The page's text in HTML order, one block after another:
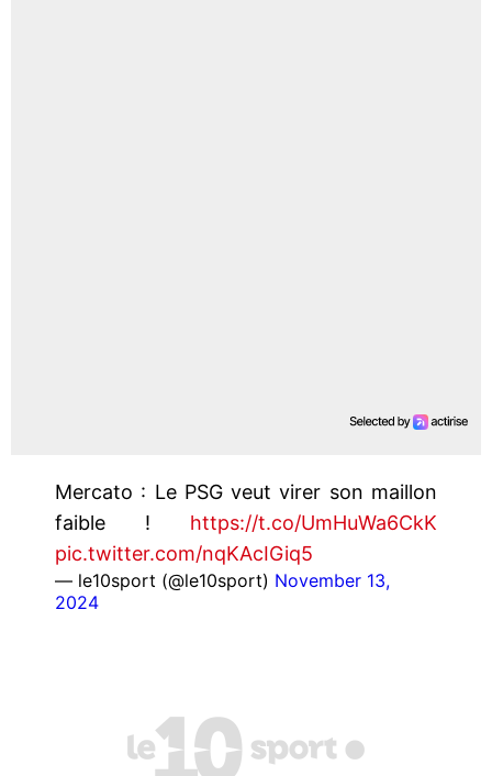
Mercato : Le PSG veut virer son maillon
faible ! https://t.co/UmHuWa6CkK
pic.twitter.com/nqKAcIGiq5
— le10sport (@le10sport) November 13,
2024